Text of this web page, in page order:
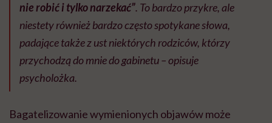
nie robić i tylko narzekać”. To bardzo przykre, ale
niestety również bardzo często spotykane słowa,
padające także z ust niektórych rodziców, którzy
przychodzą do mnie do gabinetu – opisuje
psycholożka.
Bagatelizowanie wymienionych objawów może